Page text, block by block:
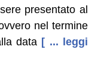
presentato al
nel termine
data [ ... leggi